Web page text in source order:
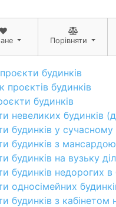
Порівняти
будинків
проєктів будинків
будинків
невеликих будинків
будинків у сучасному
будинків з мансардою
будинків на вузьку
будинків недорогих в
односімейних
будинків з